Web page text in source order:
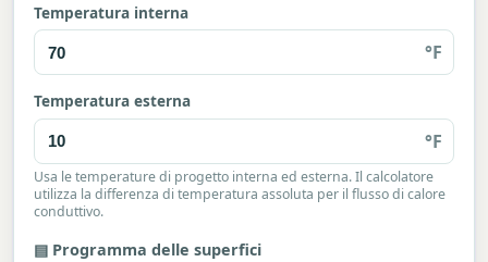
Temperatura interna
°F
Temperatura esterna
°F
Usa le temperature di progetto interna ed esterna. Il calcolatore
utilizza la differenza di temperatura assoluta per il flusso di calore
conduttivo.
▤ Programma delle superfici